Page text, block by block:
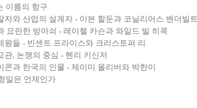
이름의 항구
자와 산업의 설계자 - 이븐 할둔과 코닐리어스 밴더빌트
요란한 방아쇠 - 레이첼 카슨과 와일드 빌 히콕
왕들 - 빈센트 프라이스와 크리스토퍼 리
관, 논쟁의 중심 - 헨리 키신저
콘과 한국의 인물 - 제이미 올리버와 박한이